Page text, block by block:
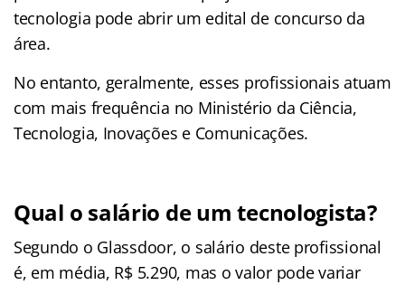
tecnologia pode abrir um edital de concurso da
área.
No entanto, geralmente, esses profissionais atuam
com mais frequência no Ministério da Ciência,
Tecnologia, Inovações e Comunicações.
Qual o salário de um tecnologista?
Segundo o Glassdoor, o salário deste profissional
é, em média, R$ 5.290, mas o valor pode variar